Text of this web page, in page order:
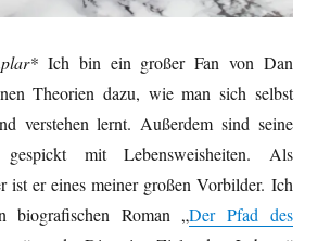
Ich bin ein großer Fan von Dan
Theorien dazu, wie man sich selbst
verstehen lernt. Außerdem sind seine
mit Lebensweisheiten. Als
ist er eines meiner großen Vorbilder. Ich
biografischen Roman „Der Pfad des